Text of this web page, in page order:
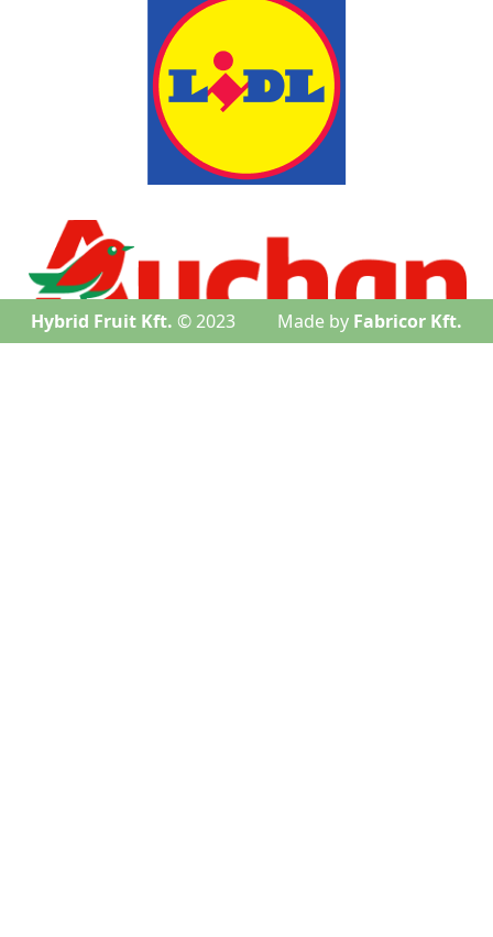
Hybrid Fruit Kft. © 2023 Made by Fabricor Kft.